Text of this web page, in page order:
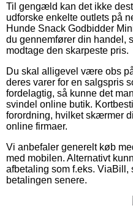
Til gengæld kan det ikke
udforske enkelte outlets på
Hunde Snack Godbidder
du gennemfører din handel,
modtage den skarpeste pris.
Du skal alligevel være obs
deres varer for en salgspris
fordelagtig, så kunne det
svindel online butik.
forordning, hvilket skærmer
online firmaer.
Vi anbefaler generelt køb
med mobilen. Alternativt
afbetaling som f.eks. ViaBill,
betalingen senere.